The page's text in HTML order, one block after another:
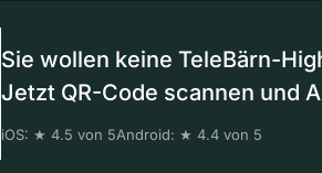
Sie wollen keine TeleBärn-
Jetzt QR-Code scannen und
iOS: ★ 4.5 von 5Android: ★ 4.4 von 5